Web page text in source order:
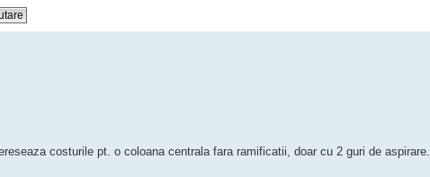
costurile pt. o coloana centrala fara ramificatii, doar cu 2 guri de aspirare.